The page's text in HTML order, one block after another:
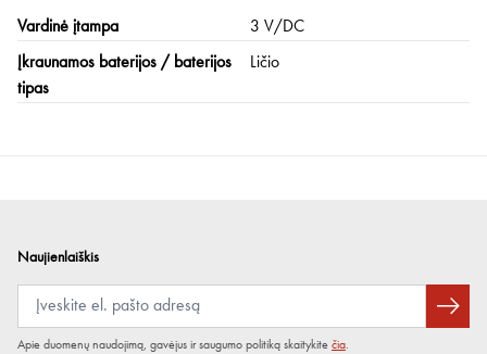
Vardinė įtampa 3 V/DC
Įkraunamos baterijos / baterijos
tipas
Ličio
Naujienlaiškis
Apie duomenų naudojimą, gavėjus ir saugumo politiką skaitykite čia.